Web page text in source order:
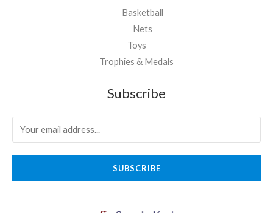
Basketball
Nets
Toys
Trophies & Medals
Subscribe
SUBSCRIBE